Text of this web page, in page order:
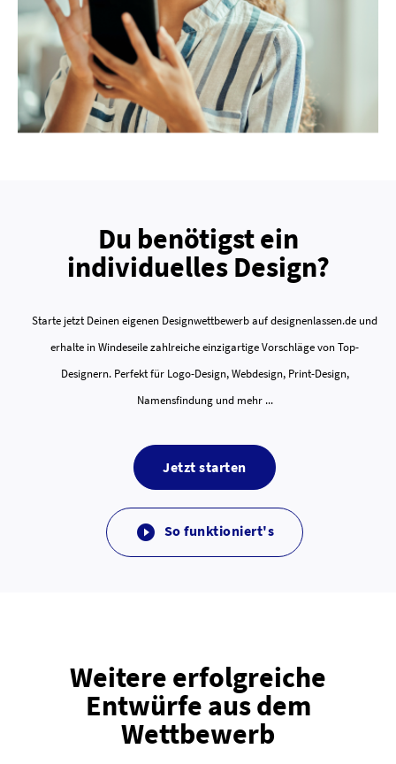
Du benötigst ein
individuelles Design?
Starte jetzt Deinen eigenen Designwettbewerb auf designenlassen.de und
erhalte in Windeseile zahlreiche einzigartige Vorschläge von Top-
Designern. Perfekt für Logo-Design, Webdesign, Print-Design,
Namensfindung und mehr ...
Jetzt starten
 So funktioniert's
Weitere erfolgreiche
Entwürfe aus dem
Wettbewerb